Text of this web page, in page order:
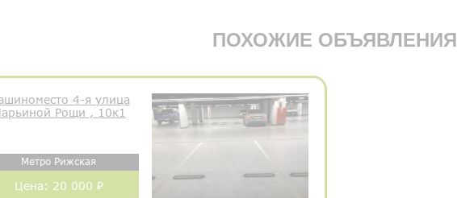
ПОХОЖИЕ ОБЪЯВЛЕНИЯ
4-я улица
Рощи , 10к1
Метро Рижская
Цена: 20 000 ₽